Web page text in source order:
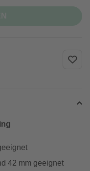
42 mm geeignet